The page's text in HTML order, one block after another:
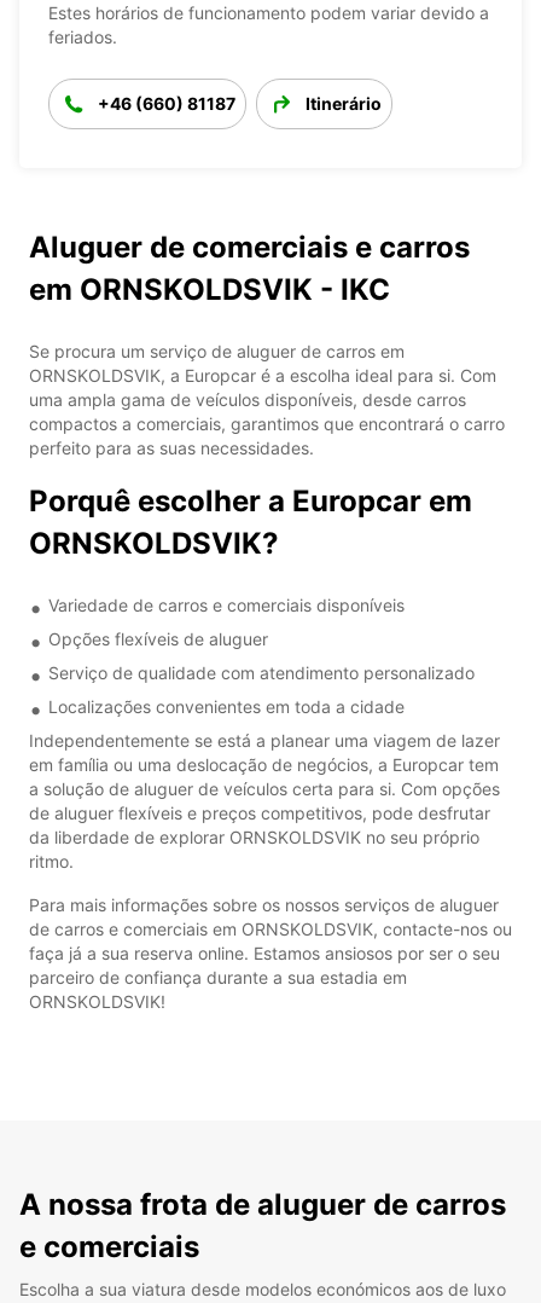
Estes horários de funcionamento podem variar devido a
feriados.
+46 (660) 81187 Itinerário
Aluguer de comerciais e carros
em ORNSKOLDSVIK - IKC
Se procura um serviço de aluguer de carros em
ORNSKOLDSVIK, a Europcar é a escolha ideal para si. Com
uma ampla gama de veículos disponíveis, desde carros
compactos a comerciais, garantimos que encontrará o carro
perfeito para as suas necessidades.
Porquê escolher a Europcar em
ORNSKOLDSVIK?
Variedade de carros e comerciais disponíveis
Opções flexíveis de aluguer
Serviço de qualidade com atendimento personalizado
Localizações convenientes em toda a cidade
Independentemente se está a planear uma viagem de lazer
em família ou uma deslocação de negócios, a Europcar tem
a solução de aluguer de veículos certa para si. Com opções
de aluguer flexíveis e preços competitivos, pode desfrutar
da liberdade de explorar ORNSKOLDSVIK no seu próprio
ritmo.
Para mais informações sobre os nossos serviços de aluguer
de carros e comerciais em ORNSKOLDSVIK, contacte-nos ou
faça já a sua reserva online. Estamos ansiosos por ser o seu
parceiro de confiança durante a sua estadia em
ORNSKOLDSVIK!
A nossa frota de aluguer de carros
e comerciais
Escolha a sua viatura desde modelos económicos aos de luxo